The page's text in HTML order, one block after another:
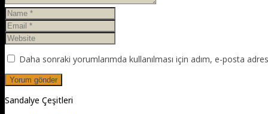
Daha sonraki yorumlarımda kullanılması için adım, e-posta
Sandalye Çeşitleri